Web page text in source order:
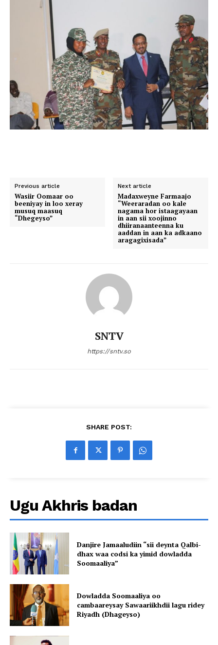
Previous article
Wasiir Oomaar oo
beeniyay in loo xeray
musuq maasuq
“Dhegeyso”
Next article
Madaxweyne Farmaajo
“Weeraradan oo kale
nagama hor istaagayaan
in aan sii xoojinno
dhiiranaanteenna ku
aaddan in aan ka adkaano
aragagixisada”
SNTV
https://sntv.so
SHARE POST:
Ugu Akhris badan
Danjire Jamaaludiin “sii deynta Qalbi-
dhax waa codsi ka yimid dowladda
Soomaaliya”
Dowladda Soomaaliya oo
cambaareysay Sawaariikhdii lagu ridey
Riyadh (Dhageyso)